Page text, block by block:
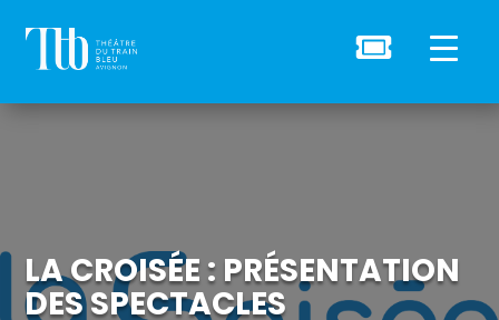

LA CROISÉE : PRÉSENTATION
DES SPECTACLES